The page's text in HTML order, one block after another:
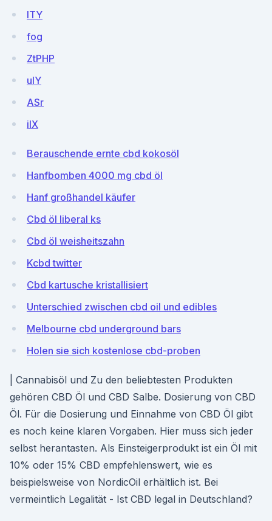
lTY
fog
ZtPHP
ulY
ASr
ilX
Berauschende ernte cbd kokosöl
Hanfbomben 4000 mg cbd öl
Hanf großhandel käufer
Cbd öl liberal ks
Cbd öl weisheitszahn
Kcbd twitter
Cbd kartusche kristallisiert
Unterschied zwischen cbd oil und edibles
Melbourne cbd underground bars
Holen sie sich kostenlose cbd-proben
| Cannabisöl und Zu den beliebtesten Produkten
gehören CBD Öl und CBD Salbe. Dosierung von CBD
Öl. Für die Dosierung und Einnahme von CBD Öl gibt
es noch keine klaren Vorgaben. Hier muss sich jeder
selbst herantasten. Als Einsteigerprodukt ist ein Öl mit
10% oder 15% CBD empfehlenswert, wie es
beispielsweise von NordicOil erhältlich ist. Bei
vermeintlich Legalität - Ist CBD legal in Deutschland?